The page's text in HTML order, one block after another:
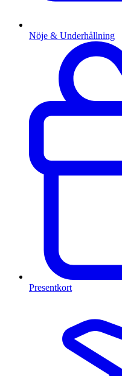
Nöje & Underhållning
Presentkort